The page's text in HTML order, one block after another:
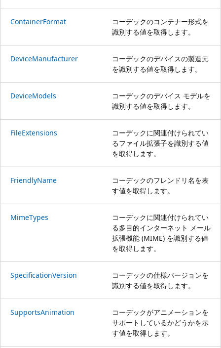
ContainerFormat
コーデックのコンテナー形式を
識別する値を取得します。
DeviceManufacturer
コーデックのデバイスの製造元
を識別する値を取得します。
DeviceModels
コーデックのデバイス モデルを
識別する値を取得します。
FileExtensions
コーデックに関連付けられてい
るファイル拡張子を識別する値
を取得します。
FriendlyName
コーデックのフレンドリ名を表
す値を取得します。
MimeTypes
コーデックに関連付けられてい
る多目的インターネット メール
拡張機能 (MIME) を識別する値
を取得します。
SpecificationVersion
コーデックの仕様バージョンを
識別する値を取得します。
SupportsAnimation
コーデックがアニメーションを
サポートしているかどうかを示
す値を取得します。